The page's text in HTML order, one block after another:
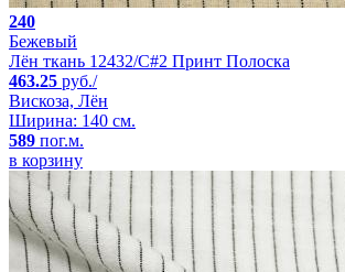
240
Бежевый
Лён ткань 12432/C#2 Принт Полоска
463.25 руб./
Вискоза, Лён
Ширина: 140 см.
589 пог.м.
в корзину